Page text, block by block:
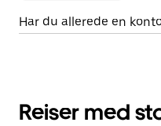
Har du allerede en
Reiser med